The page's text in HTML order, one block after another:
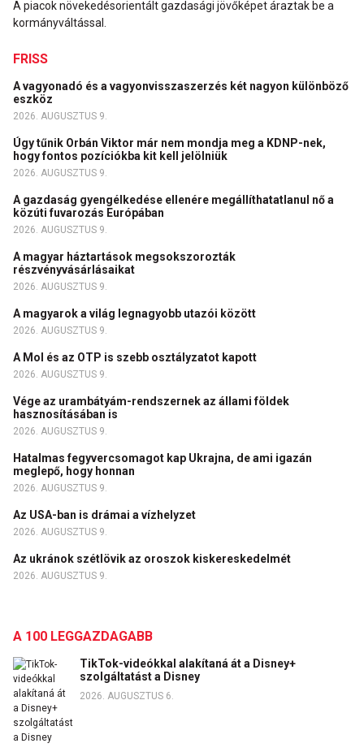
A piacok növekedésorientált gazdasági jövőképet áraztak be a
kormányváltással.
FRISS
A vagyonadó és a vagyonvisszaszerzés két nagyon különböző
eszköz
2026. AUGUSZTUS 9.
Úgy tűnik Orbán Viktor már nem mondja meg a KDNP-nek,
hogy fontos pozíciókba kit kell jelölniük
2026. AUGUSZTUS 9.
A gazdaság gyengélkedése ellenére megállíthatatlanul nő a
közúti fuvarozás Európában
2026. AUGUSZTUS 9.
A magyar háztartások megsokszorozták
részvényvásárlásaikat
2026. AUGUSZTUS 9.
A magyarok a világ legnagyobb utazói között
2026. AUGUSZTUS 9.
A Mol és az OTP is szebb osztályzatot kapott
2026. AUGUSZTUS 9.
Vége az urambátyám-rendszernek az állami földek
hasznosításában is
2026. AUGUSZTUS 9.
Hatalmas fegyvercsomagot kap Ukrajna, de ami igazán
meglepő, hogy honnan
2026. AUGUSZTUS 9.
Az USA-ban is drámai a vízhelyzet
2026. AUGUSZTUS 9.
Az ukránok szétlövik az oroszok kiskereskedelmét
2026. AUGUSZTUS 9.
A 100 LEGGAZDAGABB
TikTok-videókkal alakítaná át a Disney+
szolgáltatást a Disney
2026. AUGUSZTUS 6.